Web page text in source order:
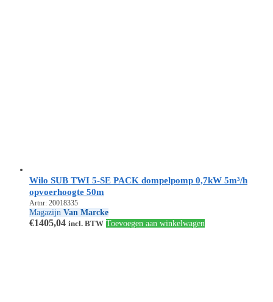
Wilo SUB TWI 5-SE PACK dompelpomp 0,7kW 5m³/h
opvoerhoogte 50m
Artnr: 20018335
Magazijn Van Marcke
€1405,04 incl. BTW Toevoegen aan winkelwagen